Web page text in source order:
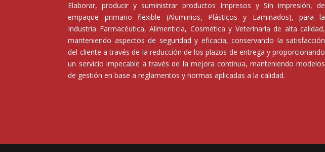
Elaborar, producir y suministrar productos Impresos y Sin impresión, de
empaque primario flexible (Aluminios, Plásticos y Laminados), para la
Industria Farmacéutica, Alimenticia, Cosmética y Veterinaria de alta calidad,
manteniendo aspectos de seguridad y eficacia, conservando la satisfacción
del cliente a través de la reducción de los plazos de entrega y proporcionando
un servicio impecable a través de la mejora continua, manteniendo modelos
de gestión en base a reglamentos y normas aplicadas a la calidad.